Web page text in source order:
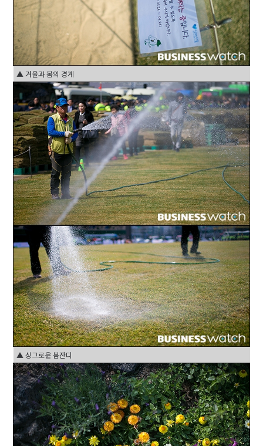
▲ 겨울과 봄의 경계
▲ 싱그로운 봄잔디